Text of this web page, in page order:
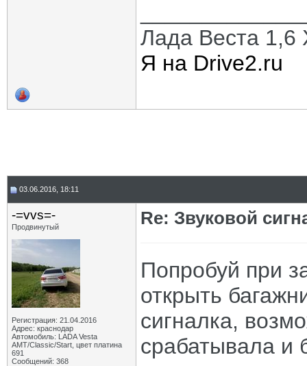
Лада Веста 1,6
Я на Drive2.ru
03.06.2016, 18:11
-=vvs=-
Продвинутый
Регистрация: 21.04.2016
Адрес: краснодар
Автомобиль: LADA Vesta
АМТ/Classic/Start, цвет платина
691
Сообщений: 368
Re: Звуковой
Попробуй при
открыть
сигналка,
срабатывала и